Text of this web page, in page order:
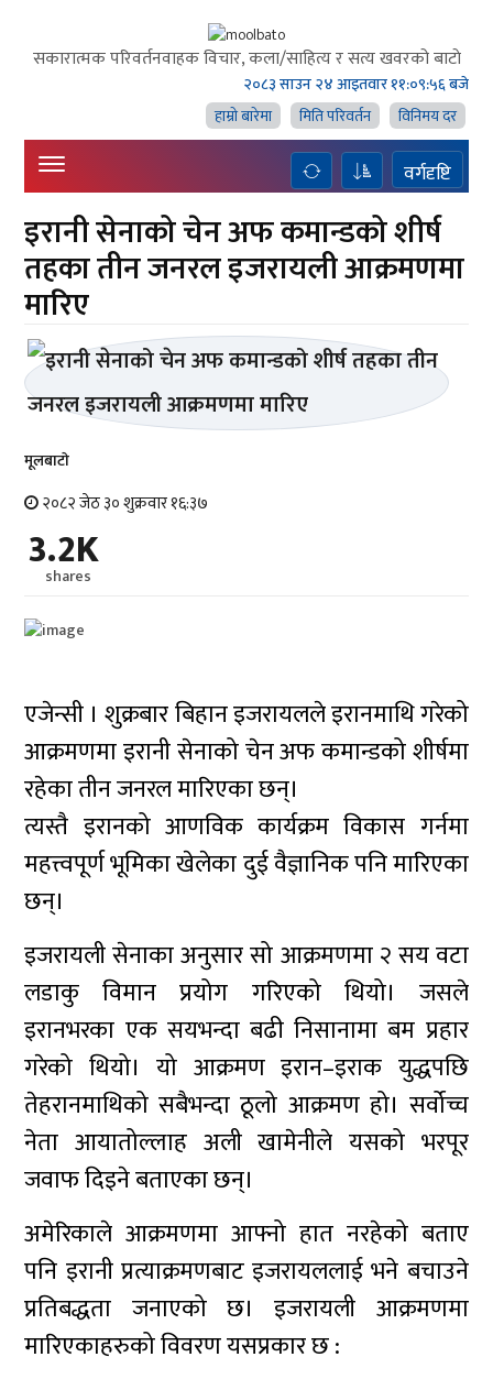
सकारात्मक परिवर्तनवाहक विचार, कला/साहित्य र सत्य खवरको बाटाे
२०८३ साउन २४ आइतवार११:०९:५६ बजे
हाम्राे बारेमा
मिति परिवर्तन विनिमय दर
वर्गदृष्टि
इरानी सेनाको चेन अफ कमान्डको शीर्ष
तहका तीन जनरल इजरायली आक्रमणमा
मारिए
मूलबाटाे
२०८२ जेठ ३० शुक्रवार १६:३७
3.2K
shares
एजेन्सी । शुक्रबार बिहान इजरायलले इरानमाथि गरेको
आक्रमणमा इरानी सेनाको चेन अफ कमान्डको शीर्षमा
रहेका तीन जनरल मारिएका छन्।
त्यस्तै इरानको आणविक कार्यक्रम विकास गर्नमा
महत्त्वपूर्ण भूमिका खेलेका दुई वैज्ञानिक पनि मारिएका
छन्।
इजरायली सेनाका अनुसार सो आक्रमणमा २ सय वटा
लडाकु विमान प्रयोग गरिएको थियो। जसले
इरानभरका एक सयभन्दा बढी निसानामा बम प्रहार
गरेको थियो। यो आक्रमण इरान–इराक युद्धपछि
तेहरानमाथिको सबैभन्दा ठूलो आक्रमण हो। सर्वोच्च
नेता आयातोल्लाह अली खामेनीले यसको भरपूर
जवाफ दिइने बताएका छन्।
अमेरिकाले आक्रमणमा आफ्नो हात नरहेको बताए
पनि इरानी प्रत्याक्रमणबाट इजरायललाई भने बचाउने
प्रतिबद्धता जनाएको छ। इजरायली आक्रमणमा
मारिएकाहरुको विवरण यसप्रकार छ :